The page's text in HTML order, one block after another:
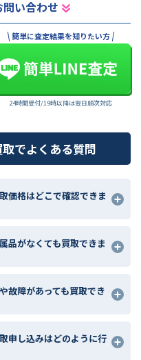
い合わせ
簡単に査定結果を知りたい方
24時間受付/19時以降は翌日順次対応
でよくある質問
格はどこで確認できま
がなくても買取できま
障があっても買取でき
し込みはどのように行